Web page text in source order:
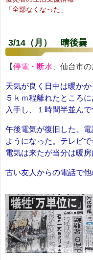
「全部なくなった」
3/14（月） 晴後曇
【停電・断水 、仙台市
天気が良く日中は暖か
５ｋｍ程離れたところ
入手し、１時間半並ん
午後電気が復旧した。
ようになった。テレビ
電気は来たが当分は暖房
古い友人からの電話で他